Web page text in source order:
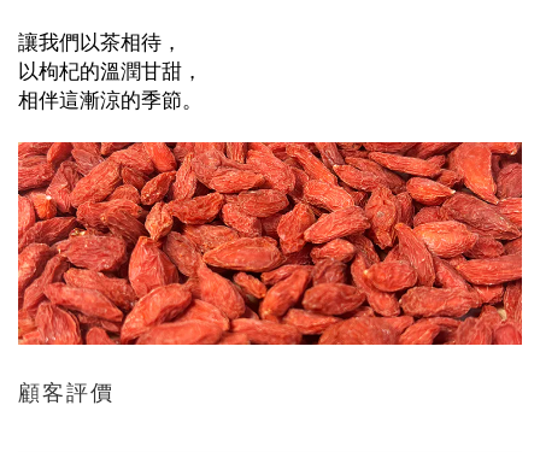
讓我們以茶相待，
以枸杞的溫潤甘甜，
相伴這漸涼的季節。
顧客評價